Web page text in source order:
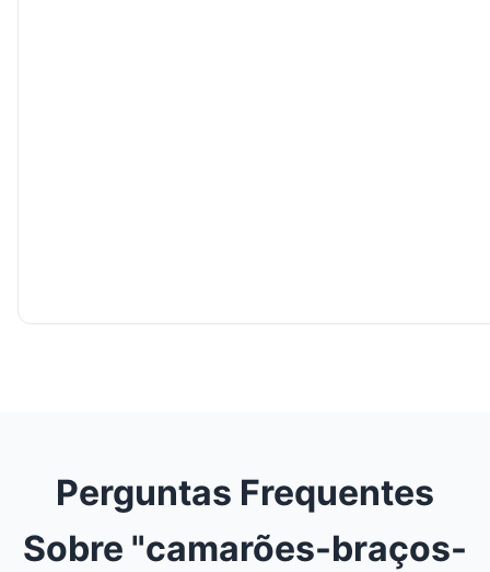
Perguntas Frequentes
Sobre "camarões-braços-